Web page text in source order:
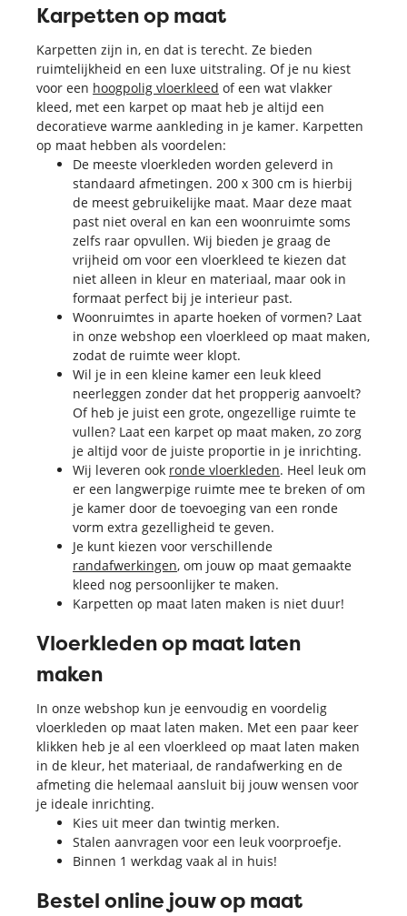
Karpetten op maat
Karpetten zijn in, en dat is terecht. Ze bieden
ruimtelijkheid en een luxe uitstraling. Of je nu kiest
voor een hoogpolig vloerkleed of een wat vlakker
kleed, met een karpet op maat heb je altijd een
decoratieve warme aankleding in je kamer. Karpetten
op maat hebben als voordelen:
De meeste vloerkleden worden geleverd in
standaard afmetingen. 200 x 300 cm is hierbij
de meest gebruikelijke maat. Maar deze maat
past niet overal en kan een woonruimte soms
zelfs raar opvullen. Wij bieden je graag de
vrijheid om voor een vloerkleed te kiezen dat
niet alleen in kleur en materiaal, maar ook in
formaat perfect bij je interieur past.
Woonruimtes in aparte hoeken of vormen? Laat
in onze webshop een vloerkleed op maat maken,
zodat de ruimte weer klopt.
Wil je in een kleine kamer een leuk kleed
neerleggen zonder dat het propperig aanvoelt?
Of heb je juist een grote, ongezellige ruimte te
vullen? Laat een karpet op maat maken, zo zorg
je altijd voor de juiste proportie in je inrichting.
Wij leveren ook ronde vloerkleden. Heel leuk om
er een langwerpige ruimte mee te breken of om
je kamer door de toevoeging van een ronde
vorm extra gezelligheid te geven.
Je kunt kiezen voor verschillende
randafwerkingen, om jouw op maat gemaakte
kleed nog persoonlijker te maken.
Karpetten op maat laten maken is niet duur!
Vloerkleden op maat laten
maken
In onze webshop kun je eenvoudig en voordelig
vloerkleden op maat laten maken. Met een paar keer
klikken heb je al een vloerkleed op maat laten maken
in de kleur, het materiaal, de randafwerking en de
afmeting die helemaal aansluit bij jouw wensen voor
je ideale inrichting.
Kies uit meer dan twintig merken.
Stalen aanvragen voor een leuk voorproefje.
Binnen 1 werkdag vaak al in huis!
Bestel online jouw op maat